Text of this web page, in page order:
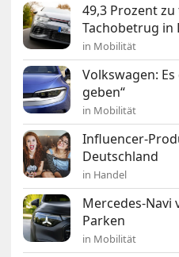
49,3 Prozent
Tachobetrug in
in Mobilität
Volkswagen:
geben“
in Mobilität
Influencer-
Deutschland
in Handel
Mercedes-Navi
Parken
in Mobilität